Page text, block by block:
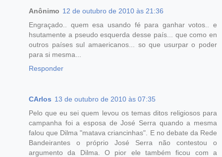
Anônimo 12 de outubro de 2010 às 21:36
Engraçado.. quem esa usando fé para ganhar votos.. e
hsutamente a pseudo esquerda desse país... que como en
outros países sul amaericanos... so que usurpar o poder
para si mesma...
Responder
CArlos 13 de outubro de 2010 às 07:35
Pelo que eu sei quem levou os temas ditos religiosos para
campanha foi a esposa de José Serra quando a mesma
falou que Dilma "matava criancinhas". E no debate da Rede
Bandeirantes o próprio José Serra não contestou o
argumento da Dilma. O pior ele também ficou com a